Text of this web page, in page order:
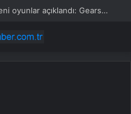
Xbox Game Pass’e gelecek yeni oyunlar açıklandı: Gears of War: E-Day beta ve dahası